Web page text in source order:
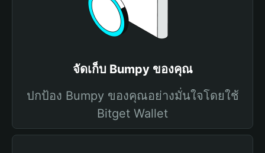
จัดเก็บ Bumpy ของคุณ
ปกป้อง Bumpy ของคุณอย่างมั่นใจโดยใช้
Bitget Wallet